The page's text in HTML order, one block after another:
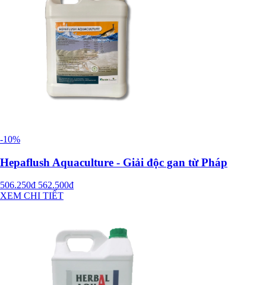
-10%
Hepaflush Aquaculture - Giải độc gan từ Pháp
506.250đ 562.500đ
XEM CHI TIẾT